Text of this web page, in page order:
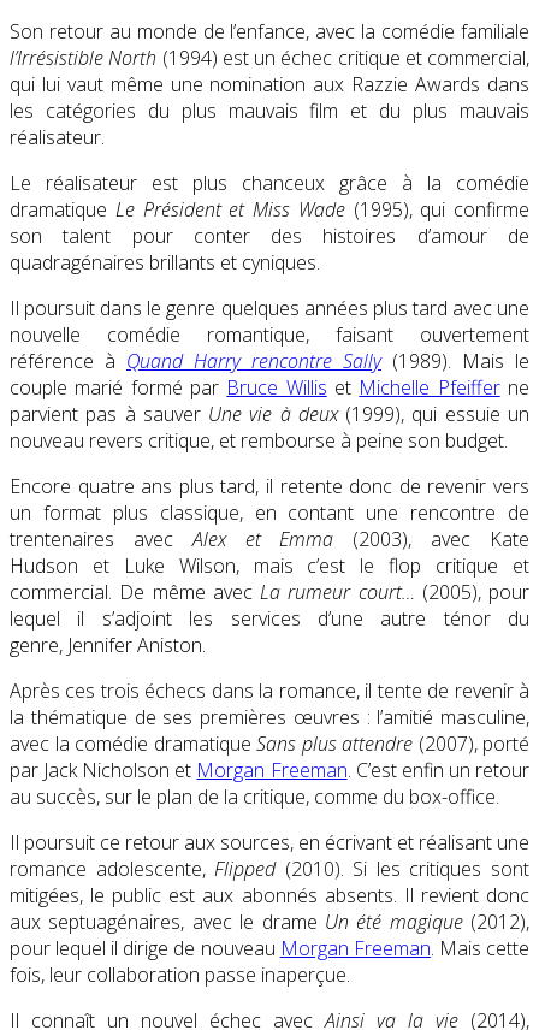
Son retour au monde de l’enfance, avec la comédie familiale
l’Irrésistible North (1994) est un échec critique et commercial,
qui lui vaut même une nomination aux Razzie Awards dans
les catégories du plus mauvais film et du plus mauvais
réalisateur.
Le réalisateur est plus chanceux grâce à la comédie
dramatique Le Président et Miss Wade(1995), qui confirme
son talent pour conter des histoires d’amour de
quadragénaires brillants et cyniques.
Il poursuit dans le genre quelques années plus tard avec une
nouvelle comédie romantique, faisant ouvertement
référence à Quand Harry rencontre Sally(1989). Mais le
couple marié formé par Bruce Willis et Michelle Pfeifferne
parvient pas à sauver Une vie à deux(1999), qui essuie un
nouveau revers critique, et rembourse à peine son budget.
Encore quatre ans plus tard, il retente donc de revenir vers
un format plus classique, en contant une rencontre de
trentenaires avecAlex et Emma (2003), avec Kate
Hudson et Luke Wilson, mais c’est le flop critique et
commercial. De même avec La rumeur court… (2005), pour
lequel il s’adjoint les services d’une autre ténor du
genre, Jennifer Aniston.
Après ces trois échecs dans la romance, il tente de revenir à
la thématique de ses premières œuvres : l’amitié masculine,
avec la comédie dramatique Sans plus attendre (2007), porté
par Jack Nicholson et Morgan Freeman. C’est enfin un retour
au succès, sur le plan de la critique, comme du box-office.
Il poursuit ce retour aux sources, en écrivant et réalisant une
romance adolescente,Flipped(2010). Si les critiques sont
mitigées, le public est aux abonnés absents. Il revient donc
aux septuagénaires, avec le drame Un été magique(2012),
pour lequel il dirige de nouveau Morgan Freeman. Mais cette
fois, leur collaboration passe inaperçue.
Il connaît un nouvel échec avecAinsi va la vie (2014),